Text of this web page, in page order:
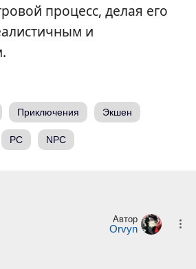
процесс, делая его
и
Приключения Экшен
PC NPC
Автор
Orvyn